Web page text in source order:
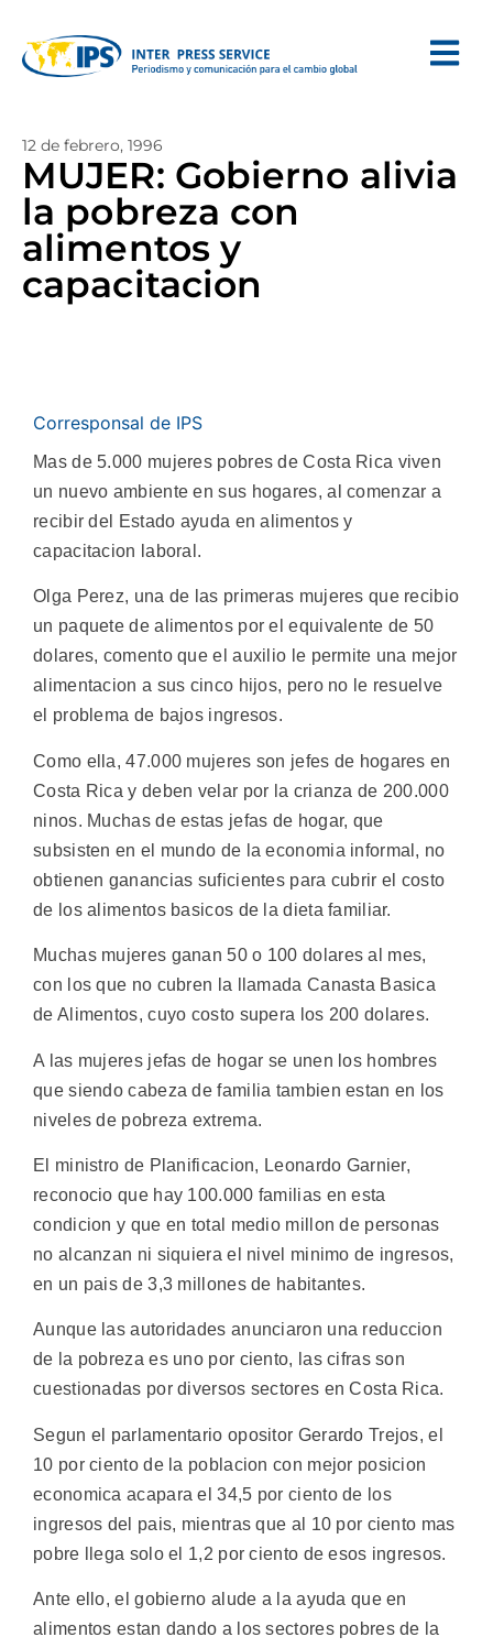
12 de febrero, 1996
MUJER: Gobierno alivia
la pobreza con
alimentos y
capacitacion
Corresponsal de IPS
Mas de 5.000 mujeres pobres de Costa Rica viven
un nuevo ambiente en sus hogares, al comenzar a
recibir del Estado ayuda en alimentos y
capacitacion laboral.
Olga Perez, una de las primeras mujeres que recibio
un paquete de alimentos por el equivalente de 50
dolares, comento que el auxilio le permite una mejor
alimentacion a sus cinco hijos, pero no le resuelve
el problema de bajos ingresos.
Como ella, 47.000 mujeres son jefes de hogares en
Costa Rica y deben velar por la crianza de 200.000
ninos. Muchas de estas jefas de hogar, que
subsisten en el mundo de la economia informal, no
obtienen ganancias suficientes para cubrir el costo
de los alimentos basicos de la dieta familiar.
Muchas mujeres ganan 50 o 100 dolares al mes,
con los que no cubren la llamada Canasta Basica
de Alimentos, cuyo costo supera los 200 dolares.
A las mujeres jefas de hogar se unen los hombres
que siendo cabeza de familia tambien estan en los
niveles de pobreza extrema.
El ministro de Planificacion, Leonardo Garnier,
reconocio que hay 100.000 familias en esta
condicion y que en total medio millon de personas
no alcanzan ni siquiera el nivel minimo de ingresos,
en un pais de 3,3 millones de habitantes.
Aunque las autoridades anunciaron una reduccion
de la pobreza es uno por ciento, las cifras son
cuestionadas por diversos sectores en Costa Rica.
Segun el parlamentario opositor Gerardo Trejos, el
10 por ciento de la poblacion con mejor posicion
economica acapara el 34,5 por ciento de los
ingresos del pais, mientras que al 10 por ciento mas
pobre llega solo el 1,2 por ciento de esos ingresos.
Ante ello, el gobierno alude a la ayuda que en
alimentos estan dando a los sectores pobres de la